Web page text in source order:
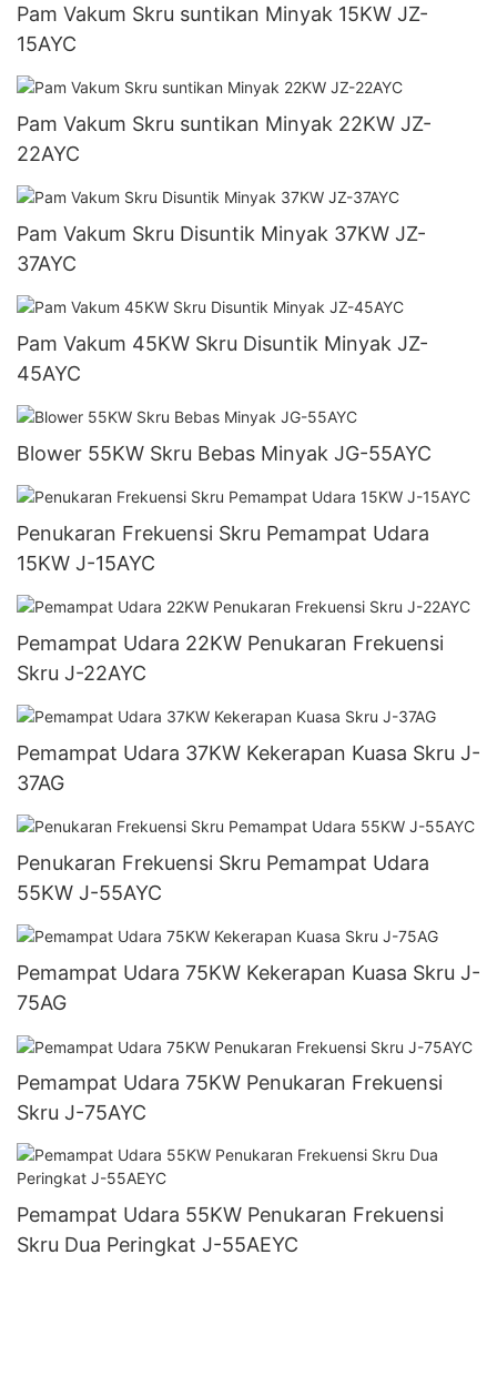
Pam Vakum Skru suntikan Minyak 15KW JZ-
15AYC
Pam Vakum Skru suntikan Minyak 22KW JZ-
22AYC
Pam Vakum Skru Disuntik Minyak 37KW JZ-
37AYC
Pam Vakum 45KW Skru Disuntik Minyak JZ-
45AYC
Blower 55KW Skru Bebas Minyak JG-55AYC
Penukaran Frekuensi Skru Pemampat Udara
15KW J-15AYC
Pemampat Udara 22KW Penukaran Frekuensi
Skru J-22AYC
Pemampat Udara 37KW Kekerapan Kuasa Skru J-
37AG
Penukaran Frekuensi Skru Pemampat Udara
55KW J-55AYC
Pemampat Udara 75KW Kekerapan Kuasa Skru J-
75AG
Pemampat Udara 75KW Penukaran Frekuensi
Skru J-75AYC
Pemampat Udara 55KW Penukaran Frekuensi
Skru Dua Peringkat J-55AEYC